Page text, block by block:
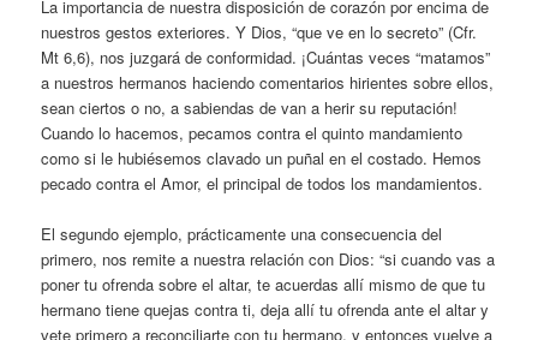
La importancia de nuestra disposición de corazón por encima de
nuestros gestos exteriores. Y Dios, “que ve en lo secreto” (Cfr.
Mt 6,6), nos juzgará de conformidad. ¡Cuántas veces “matamos”
a nuestros hermanos haciendo comentarios hirientes sobre ellos,
sean ciertos o no, a sabiendas de van a herir su reputación!
Cuando lo hacemos, pecamos contra el quinto mandamiento
como si le hubiésemos clavado un puñal en el costado. Hemos
pecado contra el Amor, el principal de todos los mandamientos.
El segundo ejemplo, prácticamente una consecuencia del
primero, nos remite a nuestra relación con Dios: “si cuando vas a
poner tu ofrenda sobre el altar, te acuerdas allí mismo de que tu
hermano tiene quejas contra ti, deja allí tu ofrenda ante el altar y
vete primero a reconciliarte con tu hermano, y entonces vuelve a